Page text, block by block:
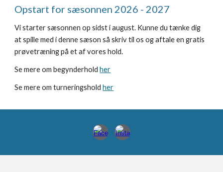
Opstart for sæsonnen 2026 - 2027
Vi starter sæsonnen op sidst i august. Kunne du tænke dig
at spille med i denne sæson så skriv til os og aftale en gratis
prøvetræning på et af vores hold.
Se mere om begynderholdher
Se mere om turneringsholdher